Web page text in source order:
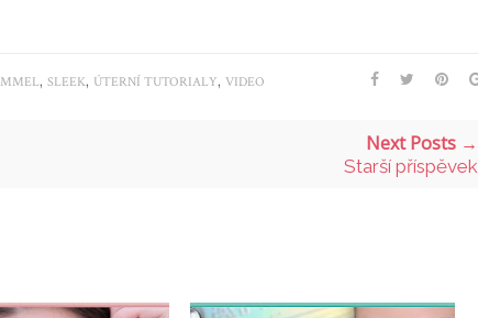
, SLEEK, ÚTERNÍ TUTORIALY, VIDEO
Next Posts →
Starší příspěvek